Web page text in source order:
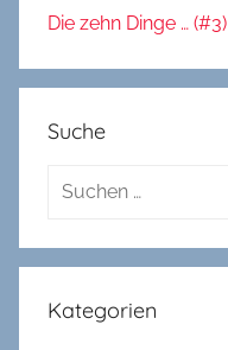
Die zehn Dinge …
Suche
Suchen
Kategorien